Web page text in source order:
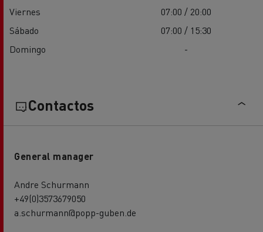
Viernes
07:00 / 20:00
Sábado
07:00 / 15:30
Domingo
-
Contactos
General manager
Andre Schurmann
+49(0)3573679050
a.schurmann@popp-guben.de